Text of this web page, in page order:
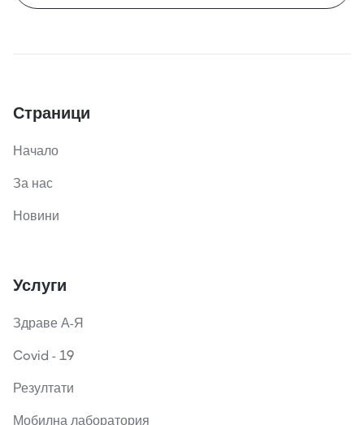
Страници
Начало
За нас
Новини
Услуги
Здраве А-Я
Covid - 19
Резултати
Мобилна лаборатория